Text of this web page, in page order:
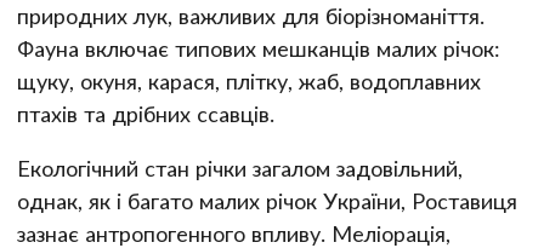
природних лук, важливих для біорізноманіття.
Фауна включає типових мешканців малих річок:
щуку, окуня, карася, плітку, жаб, водоплавних
птахів та дрібних ссавців.
Екологічний стан річки загалом задовільний,
однак, як і багато малих річок України, Роставиця
зазнає антропогенного впливу. Меліорація,